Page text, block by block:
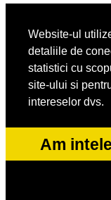
Website-ul
detaliile de
statistici cu
site-ului si
intereselor dvs.
Am